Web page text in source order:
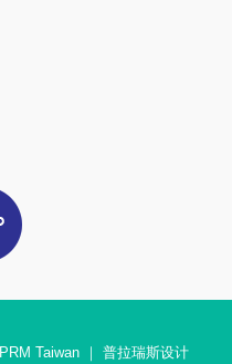
PRM Taiwan ｜ 普拉瑞斯设计